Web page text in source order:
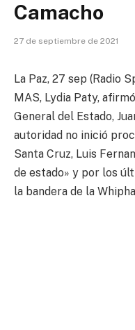
Camacho
27 de septiembre de 2021
La Paz, 27 sep (Radio
MAS, Lydia Paty,
General del Estado,
autoridad no inició
Santa Cruz, Luis
de estado» y por los
la bandera de la